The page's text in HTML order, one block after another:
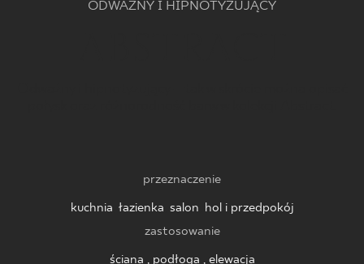
ODWAŻNY I HIPNOTYZUJĄCY
przeznaczenie
kuchnia łazienka salon hol i przedpokój
zastosowanie
ściana , podłoga , elewacja